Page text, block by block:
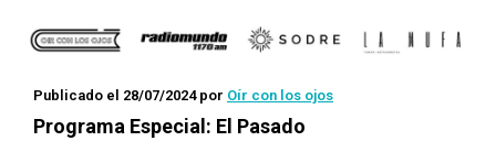
Publicado el 28/07/2024por Oír con los ojos
Programa Especial: El Pasado